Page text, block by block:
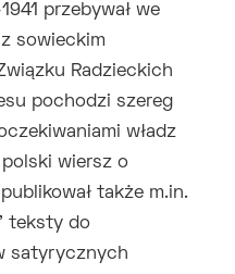
przebywał we
sowieckim
Radzieckich
pochodzi szereg
władz
wiersz o
także m.in.
teksty do
satyrycznych